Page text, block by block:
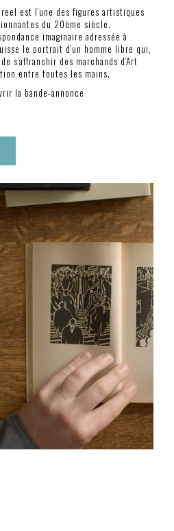
est l’une des figures artistiques
du 20ème siècle.
imaginaire adressée à
le portrait d’un homme libre qui,
s’affranchir des marchands d’Art
entre toutes les mains.
la bande-annonce